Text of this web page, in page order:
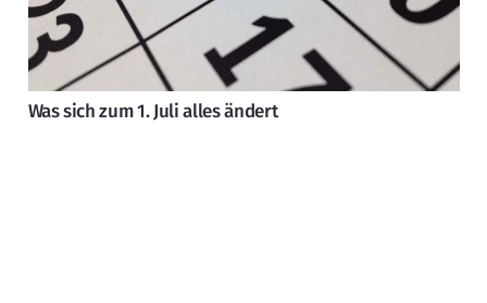
Was sich zum 1. Juli alles ändert